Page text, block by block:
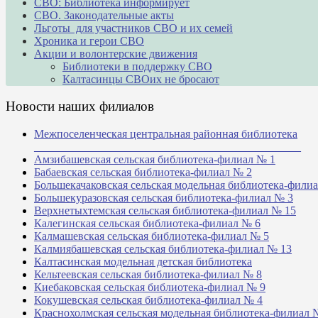
СВО. Законодательные акты
Льготы для участников СВО и их семей
Хроника и герои СВО
Акции и волонтерские движения
Библиотеки в поддержку СВО
Калтасинцы СВОих не бросают
Новости наших филиалов
Межпоселенческая центральная районная библиотека
Амзибашевская сельская библиотека-филиал № 1
Бабаевская сельская библиотека-филиал № 2
Большекачаковская сельская модельная библиотека-
Большекуразовская сельская библиотека-филиал № 3
Верхнетыхтемская сельская библиотека-филиал № 15
Калегинская сельская библиотека-филиал № 6
Калмашевская сельская библиотека-филиал № 5
Калмиябашевская сельская библиотека-филиал № 13
Калтасинская модельная детская библиотека
Кельтеевская сельская библиотека-филиал № 8
Киебаковская сельская библиотека-филиал № 9
Кокушевская сельская библиотека-филиал № 4
Краснохолмская сельская модельная библиотека-филиал